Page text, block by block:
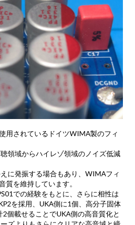
用されているドイツWIMA製のフィ
領域からハイレゾ領域のノイズ低減
に発振する場合もあり、WIMAフィ
質を維持しています。
での経験をもとに、さらに相性は
を採用、UKA側に1個、高分子固体
個載せることでUKA側の高音質化と